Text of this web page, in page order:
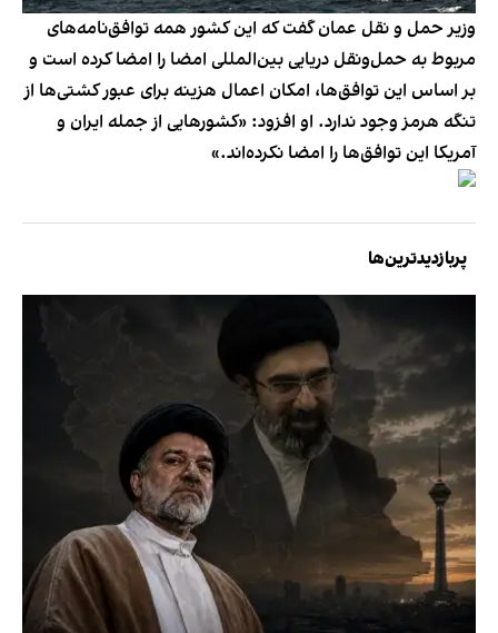
وزیر حمل و نقل عمان گفت که این کشور همه توافق‌نامه‌های
مربوط به حمل‌ونقل دریایی بین‌المللی امضا را امضا کرده است و
بر اساس این توافق‌ها، امکان اعمال هزینه برای عبور کشتی‌ها از
تنگه هرمز وجود ندارد. او افزود: «کشورهایی از جمله ایران و
آمریکا این توافق‌ها را امضا نکرده‌اند.»
پربازدیدترین‌ها